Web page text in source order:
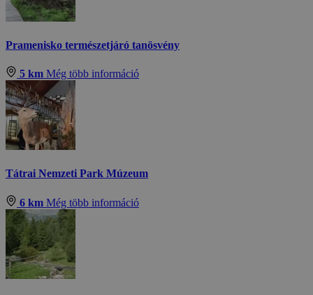
Pramenisko természetjáró tanösvény
5 km Még több információ
Tátrai Nemzeti Park Múzeum
6 km Még több információ